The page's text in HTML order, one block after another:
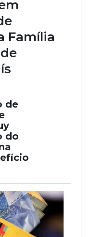
Família
de
do